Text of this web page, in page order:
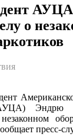
АУЦА
о
Эндрю
пресс-